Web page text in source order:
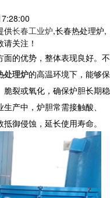
供长春工业炉,长春热处理炉,
关注！
的优势，整体表现良好。不
处理炉的高温环境下，能够保
裂或氧化，确保炉胆长期稳
产中，炉胆常需接触酸、
御侵蚀，延长使用寿命。